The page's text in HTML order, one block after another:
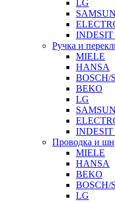
LG
INDESIT
Ручка и
MIELE
HANSA
BOSCH/
BEKO
LG
INDESIT
Проводка и
MIELE
HANSA
BEKO
BOSCH/
LG